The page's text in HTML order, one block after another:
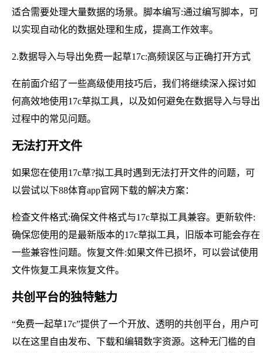
适合需要处理大量数据的场景。脚本编写:通过编写脚本，可
以实现自动化的数据处理和生成，提高工作效率。
2.数据导入与导出免费一起草17c:高频误区与正确打开方式
在前面介绍了一些高级使用技巧后，我们将继续深入探讨如
何高效地使用17c草拟工具，以及如何避免在数据导入与导出
过程中的常见问题。
无法打开文件
如果您在使用17c草?拟工具时遇到无法打开文件的问题，可
以尝试以下88体育app官网下载的解决方案：
检查文件格式:确保文件格式与17c草拟工具兼容。更新软件:
确保您使用的是最新版本的17c草拟工具，旧版本可能会存在
一些兼容性问题。恢复文件:如果文件已损坏，可以尝试使用
文件恢复工具来恢复文件。
共创平台的独特魅力
“免费一起草17c”提供了一个开放、透明的共创平台，用户可
以在这里自由发布、下载和编辑数字资源。这种无门槛的自